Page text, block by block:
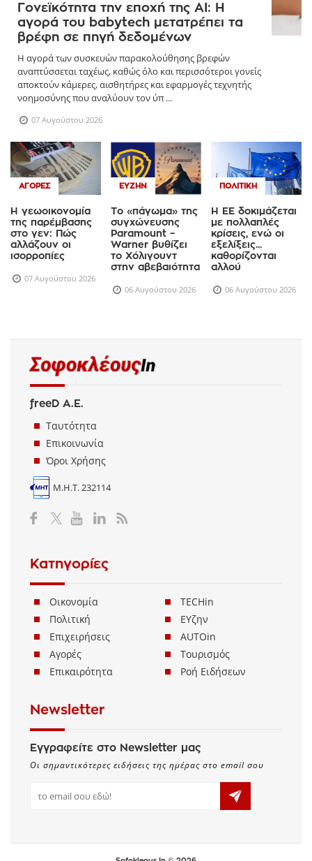
Γονεϊκότητα την εποχή της AI: Η
αγορά του babytech μετατρέπει τα
βρέφη σε πηγή δεδομένων
Η αγορά των συσκευών παρακολούθησης βρεφών
αναπτύσσεται ταχέως, καθώς όλο και περισσότεροι γονείς
αποκτούν κάμερες, αισθητήρες και εφαρμογές τεχνητής
νοημοσύνης που αναλύουν τον ύπ ...
07 Αυγούστου 2026
ΑΓΟΡΈΣ
Η γεωοικονομία
της παρέμβασης
στο γεν: Πώς
αλλάζουν οι
ισορροπίες
07 Αυγούστου 2026
ΕΥΖΗΝ
Το «πάγωμα» της
συγχώνευσης
Paramount –
Warner βυθίζει
το Χόλιγουντ
στην αβεβαιότητα
06 Αυγούστου 2026
ΠΟΛΙΤΙΚΉ
Η ΕΕ δοκιμάζεται
με πολλαπλές
κρίσεις, ενώ οι
εξελίξεις...
καθορίζονται
αλλού
06 Αυγούστου 2026
freeD Α.Ε.
Ταυτότητα
Επικοινωνία
Όροι Χρήσης
Μ.Η.Τ. 232114
Κατηγορίες
Οικονομία
Πολιτική
Επιχειρήσεις
Αγορές
Επικαιρότητα
TECHin
ΕΥζην
AUTOin
Τουρισμός
Ροή Ειδήσεων
Newsletter
Εγγραφείτε στο Newsletter μας
Οι σημαντικότερες ειδήσεις της ημέρας στο email σου